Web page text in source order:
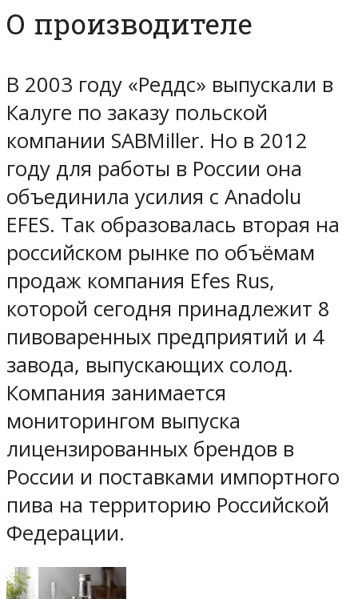
О производителе
В 2003 году «Реддс» выпускали в
Калуге по заказу польской
компании SABMiller. Но в 2012
году для работы в России она
объединила усилия с Anadolu
EFES. Так образовалась вторая на
российском рынке по объёмам
продаж компания Efes Rus,
которой сегодня принадлежит 8
пивоваренных предприятий и 4
завода, выпускающих солод.
Компания занимается
мониторингом выпуска
лицензированных брендов в
России и поставками импортного
пива на территорию Российской
Федерации.